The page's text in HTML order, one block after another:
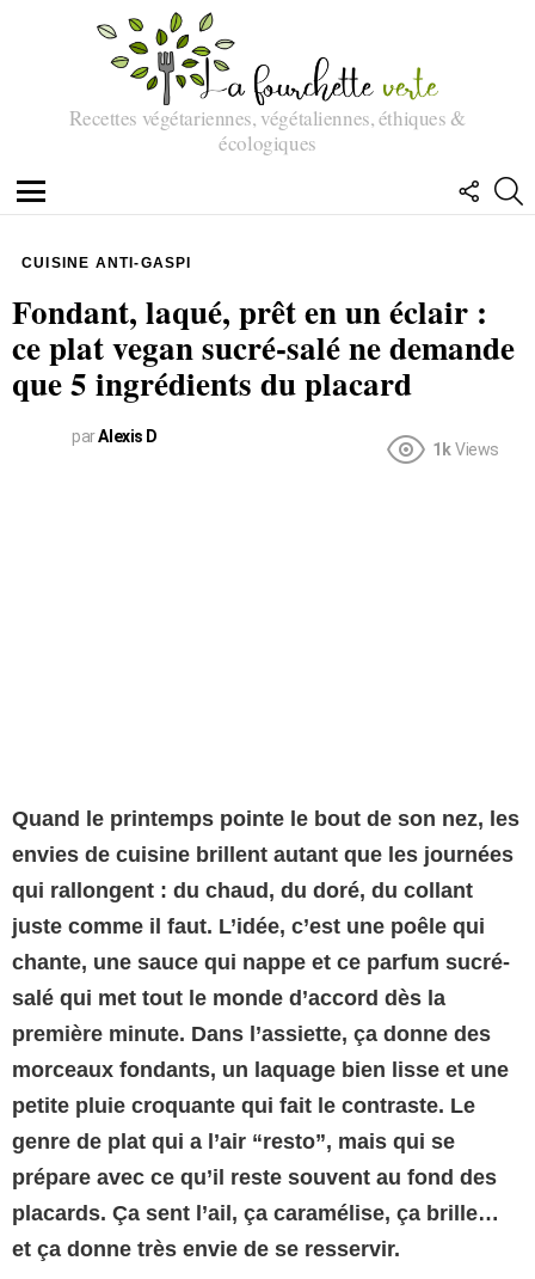
Recettes végétariennes, végétaliennes, éthiques &
écologiques
Menu
NOUS
CUISINE ANTI-GASPI
Fondant, laqué, prêt en un éclair :
ce plat vegan sucré-salé ne demande
que 5 ingrédients du placard
parAlexis D
1k Views
Quand le printemps pointe le bout de son nez, les
envies de cuisine brillent autant que les journées
qui rallongent : du chaud, du doré, du collant
juste comme il faut. L’idée, c’est une poêle qui
chante, une sauce qui nappe et ce parfum sucré-
salé qui met tout le monde d’accord dès la
première minute. Dans l’assiette, ça donne des
morceaux fondants, un laquage bien lisse et une
petite pluie croquante qui fait le contraste. Le
genre de plat qui a l’air “resto”, mais qui se
prépare avec ce qu’il reste souvent au fond des
placards. Ça sent l’ail, ça caramélise, ça brille…
et ça donne très envie de se resservir.